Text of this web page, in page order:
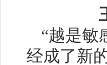
“越是敏
经成了新